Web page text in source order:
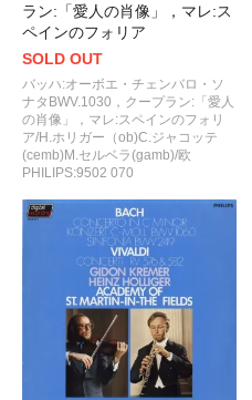
ラン:「愛人の肖像」，マレ:ス
ペインのフォリア
SOLD OUT
バッハ:オーボエ・チェンバロ・ソ
ナタBWV.1030，クープラン:「愛人
の肖像」，マレ:スペインのフォリ
ア/H.ホリガー（ob)C.ジャコッテ
(cemb)M.セルベラ(gamb)/欧
PHILIPS:9502 070